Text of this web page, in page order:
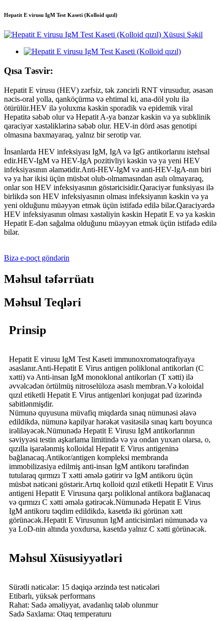
Hepatit E virusu IgM Test Kaseti (Kolloid qızıl)
Qısa Təsvir:
Hepatit E virusu (HEV) zərfsiz, tək zəncirli RNT virusudur, əsasən
nəcis-oral yolla, qanköçürmə və ehtimal ki, ana-döl yolu ilə
ötürülür.HEV ilə yoluxma kəskin sporadik və epidemik viral
Hepatitə səbəb olur və Hepatit A-ya bənzər kəskin və ya subklinik
qaraciyər xəstəliklərinə səbəb olur. HEV-in dörd əsas genotipi
olmasına baxmayaraq, yalnız bir serotip var.
İnsanlarda HEV infeksiyası IgM, IgA və IgG antikorlarını istehsal
edir.HEV-IgM və HEV-IgA pozitivliyi kəskin və ya yeni HEV
infeksiyasının əlamətidir.Anti-HEV-IgM və anti-HEV-IgA-nın biri
və ya hər ikisi üçün müsbət olub-olmamasından asılı olmayaraq,
onlar son HEV infeksiyasının göstəricisidir.Qaraciyər funksiyası ilə
birlikdə son HEV infeksiyasının olması infeksiyanın kəskin və ya
yeni olduğunu müəyyən etmək üçün istifadə edilə bilər.Qaraciyərdə
HEV infeksiyasının olması xəstəliyin kəskin Hepatit E və ya kəskin
Hepatit E-dən sağalma olduğunu müəyyən etmək üçün istifadə edilə
bilər.
Bizə e-poçt göndərin
Məhsul təfərrüatı
Məhsul Teqləri
Prinsip
Hepatit E virusu IgM Test Kaseti immunoxromatoqrafiyaya
əsaslanır.Anti-Hepatit E Virus antigen poliklonal antikorları (C
xətti) və Anti-insan IgM monoklonal antikorları (T xətti) ilə
əvvəlcədən örtülmüş nitroselüloza əsaslı membran.Və koloidal
qızıl etiketli Hepatit E Virus antigenləri konjugat pad üzərində
sabitlənmişdir.
Nümunə quyusuna müvafiq miqdarda sınaq nümunəsi əlavə
edildikdə, nümunə kapilyar hərəkət vasitəsilə sınaq kartı boyunca
irəliləyəcək.Nümunədə Hepatit E Virusu IgM antikorlarının
səviyyəsi testin aşkarlama limitində və ya ondan yuxarı olarsa, o,
qızılla işarələnmiş kolloidal Hepatit E Virus antigeninə
bağlanacaq.Antikor/antigen kompleksi membranda
immobilizasiya edilmiş anti-insan IgM antikoru tərəfindən
tutularaq qırmızı T xətti əmələ gətirir və IgM antikoru üçün
müsbət nəticəni göstərir.Artıq kolloid qızıl etiketli Hepatit E Virus
antigeni Hepatit E Virusuna qarşı poliklonal antikora bağlanacaq
və qırmızı C xətti əmələ gətirəcək.Nümunədə Hepatit E Virus
IgM antikoru təqdim edildikdə, kasetdə iki görünən xətt
görünəcək.Hepatit E Virusunun IgM anticisimləri nümunədə və
ya LoD-nin altında yoxdursa, kasetdə yalnız C xətti görünəcək.
Məhsul Xüsusiyyətləri
Sürətli nəticələr: 15 dəqiqə ərzində test nəticələri
Etibarlı, yüksək performans
Rahat: Sadə əməliyyat, avadanlıq tələb olunmur
Sadə Saxlama: Otaq temperaturu